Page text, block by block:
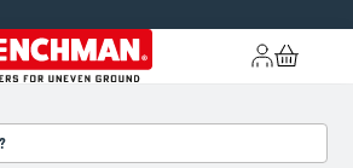
UND PLATTFORMEN